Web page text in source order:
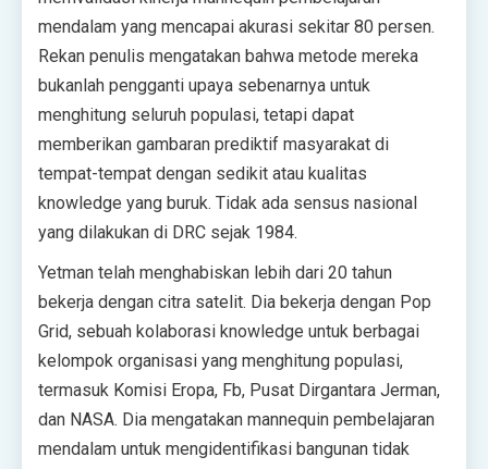
mendalam yang mencapai akurasi sekitar 80 persen.
Rekan penulis mengatakan bahwa metode mereka
bukanlah pengganti upaya sebenarnya untuk
menghitung seluruh populasi, tetapi dapat
memberikan gambaran prediktif masyarakat di
tempat-tempat dengan sedikit atau kualitas
knowledge yang buruk. Tidak ada sensus nasional
yang dilakukan di DRC sejak 1984.
Yetman telah menghabiskan lebih dari 20 tahun
bekerja dengan citra satelit. Dia bekerja dengan Pop
Grid, sebuah kolaborasi knowledge untuk berbagai
kelompok organisasi yang menghitung populasi,
termasuk Komisi Eropa, Fb, Pusat Dirgantara Jerman,
dan NASA. Dia mengatakan mannequin pembelajaran
mendalam untuk mengidentifikasi bangunan tidak